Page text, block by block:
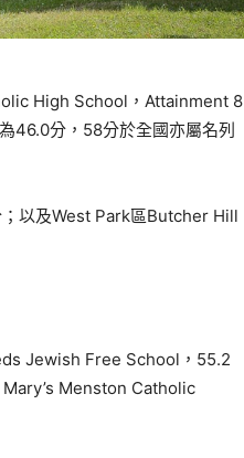
High School，Attainment 8
46.0分，58分於全國亦屬名列
以及West Park區Butcher Hill
Jewish Free School，55.2
Menston Catholic